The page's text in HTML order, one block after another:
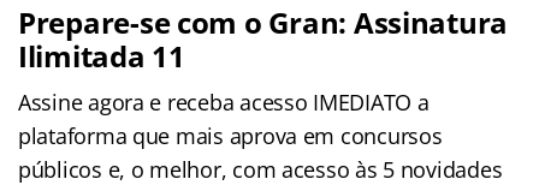
Prepare-se com o Gran: Assinatura
Ilimitada 11
Assine agora e receba acesso IMEDIATO a
plataforma que mais aprova em concursos
públicos e, o melhor, com acesso às 5 novidades